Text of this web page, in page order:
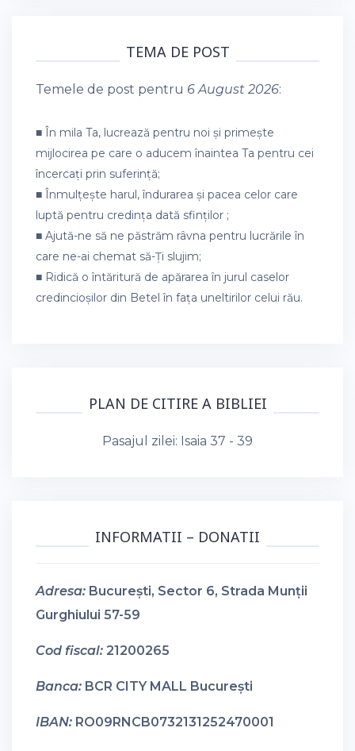
TEMA DE POST
Temele de post pentru 6 August 2026:
■ În mila Ta, lucrează pentru noi și primește
mijlocirea pe care o aducem înaintea Ta pentru cei
încercați prin suferință;
■ Înmulțește harul, îndurarea și pacea celor care
luptă pentru credința dată sfinților ;
■ Ajută-ne să ne păstrăm râvna pentru lucrările în
care ne-ai chemat să-Ți slujim;
■ Ridică o întăritură de apărarea în jurul caselor
credincioșilor din Betel în fața uneltirilor celui rău.
PLAN DE CITIRE A BIBLIEI
Pasajul zilei: Isaia 37 - 39
INFORMATII – DONATII
Adresa: București, Sector 6, Strada Munții
Gurghiului 57-59
Cod fiscal: 21200265
Banca: BCR CITY MALL București
IBAN: RO09RNCB0732131252470001